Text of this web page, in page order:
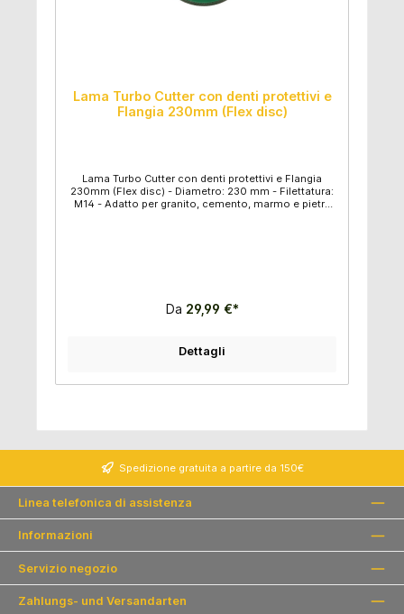
Lama Turbo Cutter con denti protettivi e
Flangia 230mm (Flex disc)
Lama Turbo Cutter con denti protettivi e Flangia
230mm (Flex disc) - Diametro: 230 mm - Filettatura:
M14 - Adatto per granito, cemento, marmo e pietra
Da 29,99 €*
Dettagli
Spedizione gratuita a partire da 150€
Linea telefonica di assistenza
Informazioni
Servizio negozio
Zahlungs- und Versandarten